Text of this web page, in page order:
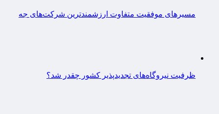
مسیرهای موفقیت متفاوت ارزشمندترین شرکت‌های جه
ظرفیت نیروگاه‌های تجدیدپذیر کشور چقدر شد؟